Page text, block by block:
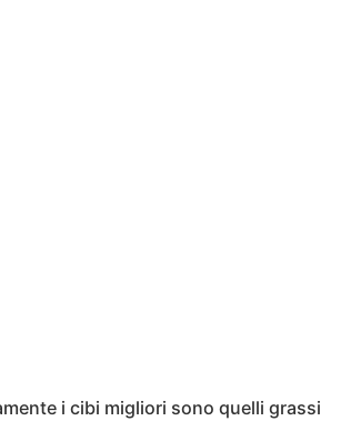
i cibi migliori sono quelli grassi